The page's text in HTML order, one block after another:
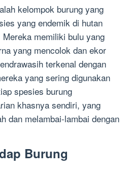
kelompok burung yang
yang endemik di hutan
memiliki bulu yang
yang mencolok dan ekor
terkenal dengan
yang sering digunakan
spesies burung
khasnya sendiri, yang
dan melambai-lambai dengan
Burung